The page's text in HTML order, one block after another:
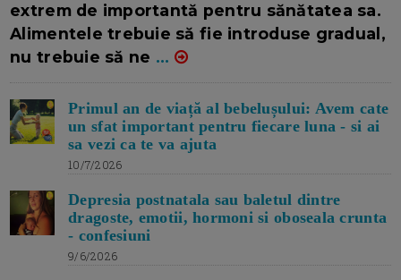
extrem de importantă pentru sănătatea sa.
Alimentele trebuie să fie introduse gradual,
nu trebuie să ne ...
Primul an de viață al bebelușului: Avem cate
un sfat important pentru fiecare luna - si ai
sa vezi ca te va ajuta
10/7/2026
Depresia postnatala sau baletul dintre
dragoste, emotii, hormoni si oboseala crunta
- confesiuni
9/6/2026